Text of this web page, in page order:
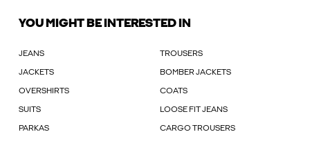
YOU MIGHT BE INTERESTED IN
JEANS TROUSERS
JACKETS BOMBER JACKETS
OVERSHIRTS COATS
SUITS LOOSE FIT JEANS
PARKAS CARGO TROUSERS